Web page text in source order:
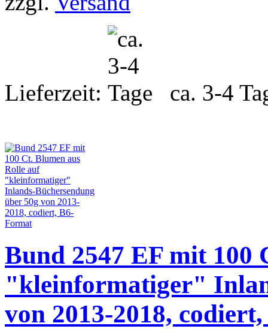
Lieferzeit: ca. 3-4
Bund 2547 EF mit 100
"kleinformatiger"
von 2013-2018,